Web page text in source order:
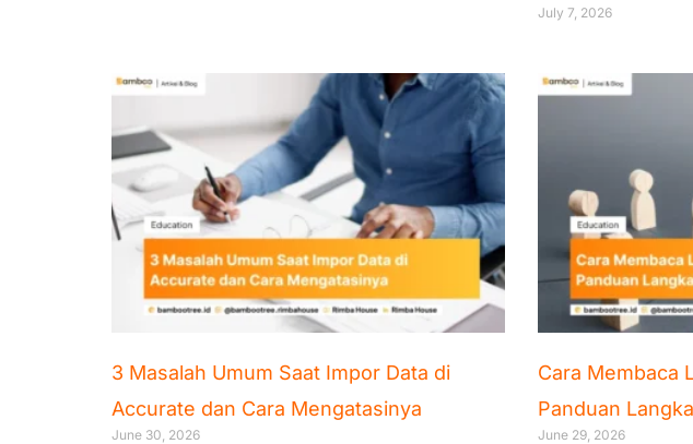
July 7, 2026
3 Masalah Umum Saat Impor Data di
Accurate dan Cara Mengatasinya
June 30, 2026
Cara Membaca
Panduan
June 29, 2026